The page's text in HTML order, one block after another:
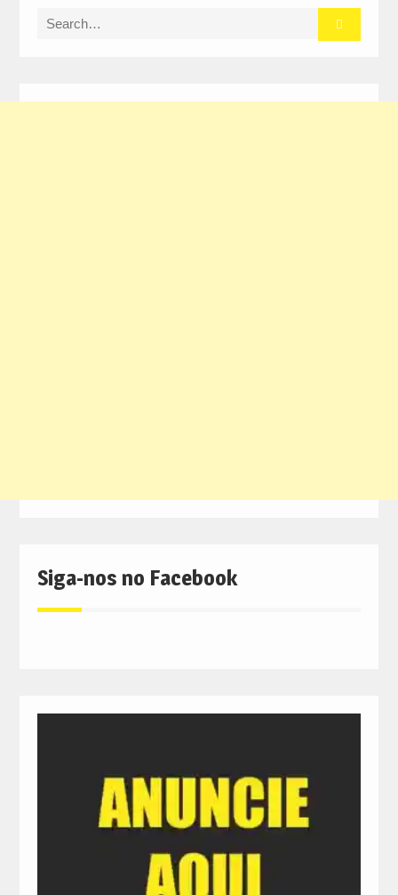
Search
Siga-nos no Facebook